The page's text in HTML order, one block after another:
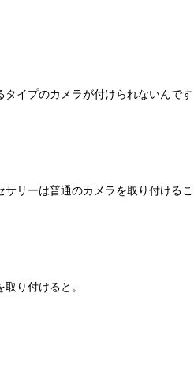
タイプのカメラが付けられないんで
サリーは普通のカメラを取り付ける
り付けると。